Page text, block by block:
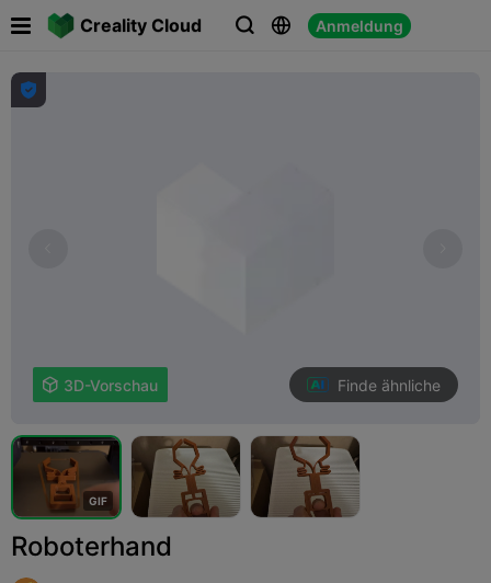
Creality Cloud   Anmeldung

 3D-Vorschau Finde ähnliche
GIF
Roboterhand